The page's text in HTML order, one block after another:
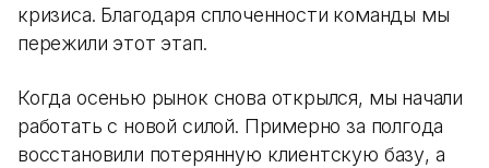
кризиса. Благодаря сплоченности команды мы
пережили этот этап.
Когда осенью рынок снова открылся, мы начали
работать с новой силой. Примерно за полгода
восстановили потерянную клиентскую базу, а